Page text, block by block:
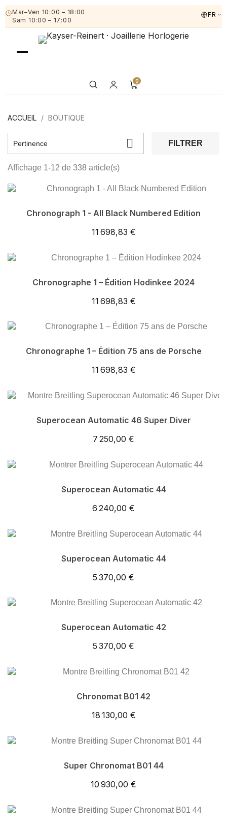
Mar–Ven 10:00 – 18:00
Sam 10:00 – 17:00
FR
0
ACCUEIL BOUTIQUE
Pertinence  FILTRER
Affichage 1-12 de 338 article(s)
Chronograph 1 - All Black Numbered Edition
11 698,83 €
Chronographe 1 – Édition Hodinkee 2024
11 698,83 €
Chronographe 1 – Édition 75 ans de Porsche
11 698,83 €
Superocean Automatic 46 Super Diver
7 250,00 €
Superocean Automatic 44
6 240,00 €
Superocean Automatic 44
5 370,00 €
Superocean Automatic 42
5 370,00 €
Chronomat B01 42
18 130,00 €
Super Chronomat B01 44
10 930,00 €